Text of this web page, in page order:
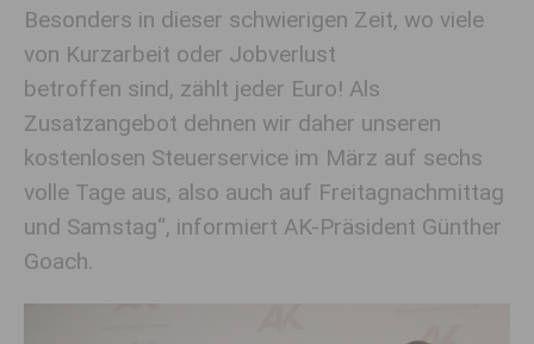
Besonders in dieser schwierigen Zeit, wo viele
von Kurzarbeit oder Jobverlust
betroffen sind, zählt jeder Euro! Als
Zusatzangebot dehnen wir daher unseren
kostenlosen Steuerservice im März auf sechs
volle Tage aus, also auch auf Freitagnachmittag
und Samstag“, informiert AK-Präsident Günther
Goach.